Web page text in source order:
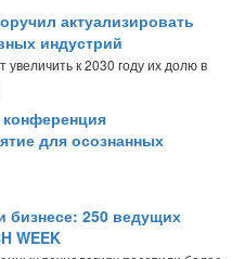
актуализировать
индустрий
увеличить к 2030 году их долю в
для осознанных
бизнесе: 250 ведущих
WEEK